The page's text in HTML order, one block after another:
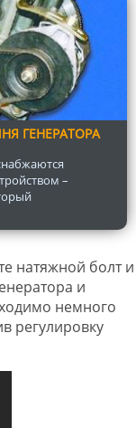
ГЕНЕРАТОРА
–
натяжной болт и
и
немного
регулировку